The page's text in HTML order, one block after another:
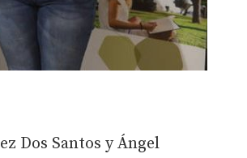
Dos Santos y Ángel